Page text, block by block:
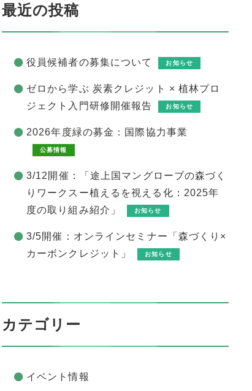
最近の投稿
役員候補者の募集について お知らせ
ゼロから学ぶ 炭素クレジット × 植林プロ
ジェクト入門研修開催報告
お知らせ
2026年度緑の募金：国際協力事業
公募情報
3/12開催：「途上国マングローブの森づく
りワークスー植えるを視える化：2025年
度の取り組み紹介」
お知らせ
3/5開催：オンラインセミナー「森づくり×
カーボンクレジット」
お知らせ
カテゴリー
イベント情報